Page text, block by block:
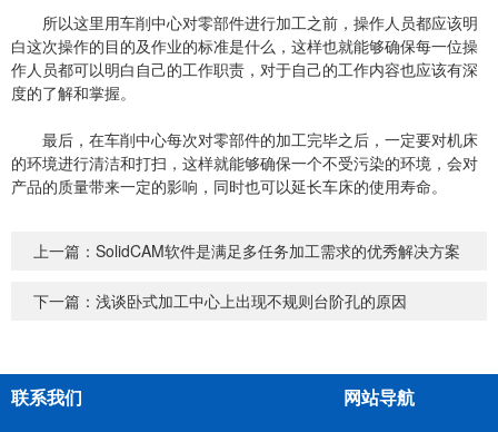
所以这里用车削中心对零部件进行加工之前，操作人员都应该明
白这次操作的目的及作业的标准是什么，这样也就能够确保每一位操
作人员都可以明白自己的工作职责，对于自己的工作内容也应该有深
度的了解和掌握。
最后，在车削中心每次对零部件的加工完毕之后，一定要对机床
的环境进行清洁和打扫，这样就能够确保一个不受污染的环境，会对
产品的质量带来一定的影响，同时也可以延长车床的使用寿命。
上一篇： SolidCAM软件是满足多任务加工需求的优秀解决方案
下一篇： 浅谈卧式加工中心上出现不规则台阶孔的原因
联系我们 网站导航